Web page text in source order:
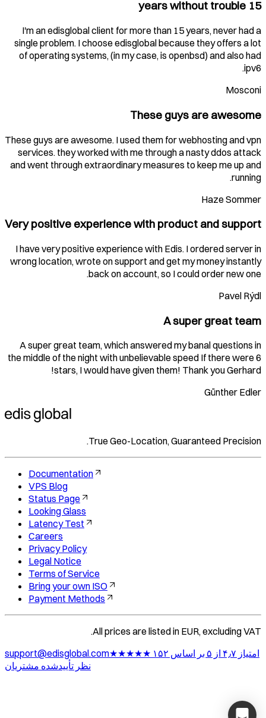
15 years without trouble
I'm an edisglobal client for more than 15 years, never had a
single problem. I choose edisglobal because they offers a lot
of operating systems, (in my case, is openbsd) and also had
ipv6.
Mosconi
These guys are awesome
These guys are awesome. I used them for webhosting and vpn
services. they worked with me through a nasty ddos attack
and went through extraordinary measures to keep me up and
running.
Haze Sommer
Very positive experience with product and support
I have very positive experience with Edis. I ordered server in
wrong location, wrote on support and get my money instantly
back on account, so I could order new one.
Pavel Rýdl
A super great team
A super great team, which answered my banal questions in
the middle of the night with unbelievable speed If there were 6
stars, I would have given them! Thank you Gerhard!
Günther Edler
True Geo-Location, Guaranteed Precision.
Documentation
VPS Blog
Status Page
Looking Glass
Latency Test
Careers
Privacy Policy
Legal Notice
Terms of Service
Bring your own ISO
Payment Methods
All prices are listed in EUR, excluding VAT.
support@edisglobal.com★★★★★ امتیاز ۴٫۷ از ۵ بر اساس ۱۵۲
نظر تأییدشده مشتریان